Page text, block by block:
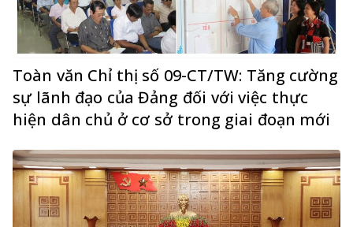
Toàn văn Chỉ thị số 09-CT/TW: Tăng cường
sự lãnh đạo của Đảng đối với việc thực
hiện dân chủ ở cơ sở trong giai đoạn mới